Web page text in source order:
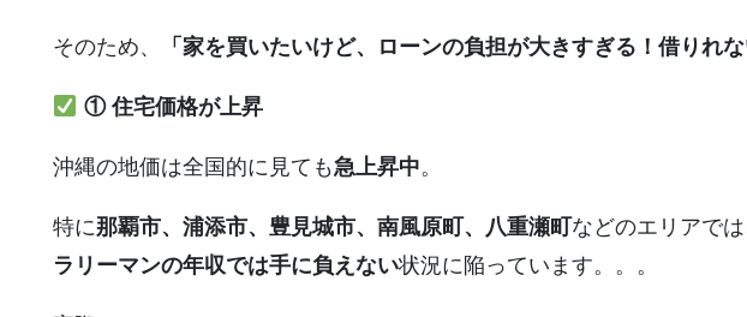
そのため、 「家を買いたいけど、ローンの負担が大きすぎる！借りれ
① 住宅価格が上昇
沖縄の地価は全国的に見ても急上昇中。
特に那覇市、浦添市、豊見城市、南風原町、八重瀬町 などのエリアで
ラリーマンの年収では手に負えない状況に陥っています。。。